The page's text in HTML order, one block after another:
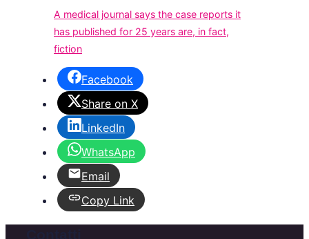
A medical journal says the case reports it
has published for 25 years are, in fact,
fiction
Facebook
Share on X
LinkedIn
WhatsApp
Email
Copy Link